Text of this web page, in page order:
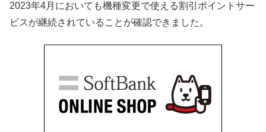
2023年4月においても機種変更で使える割引ポイントサー
ビスが継続されていることが確認できました。